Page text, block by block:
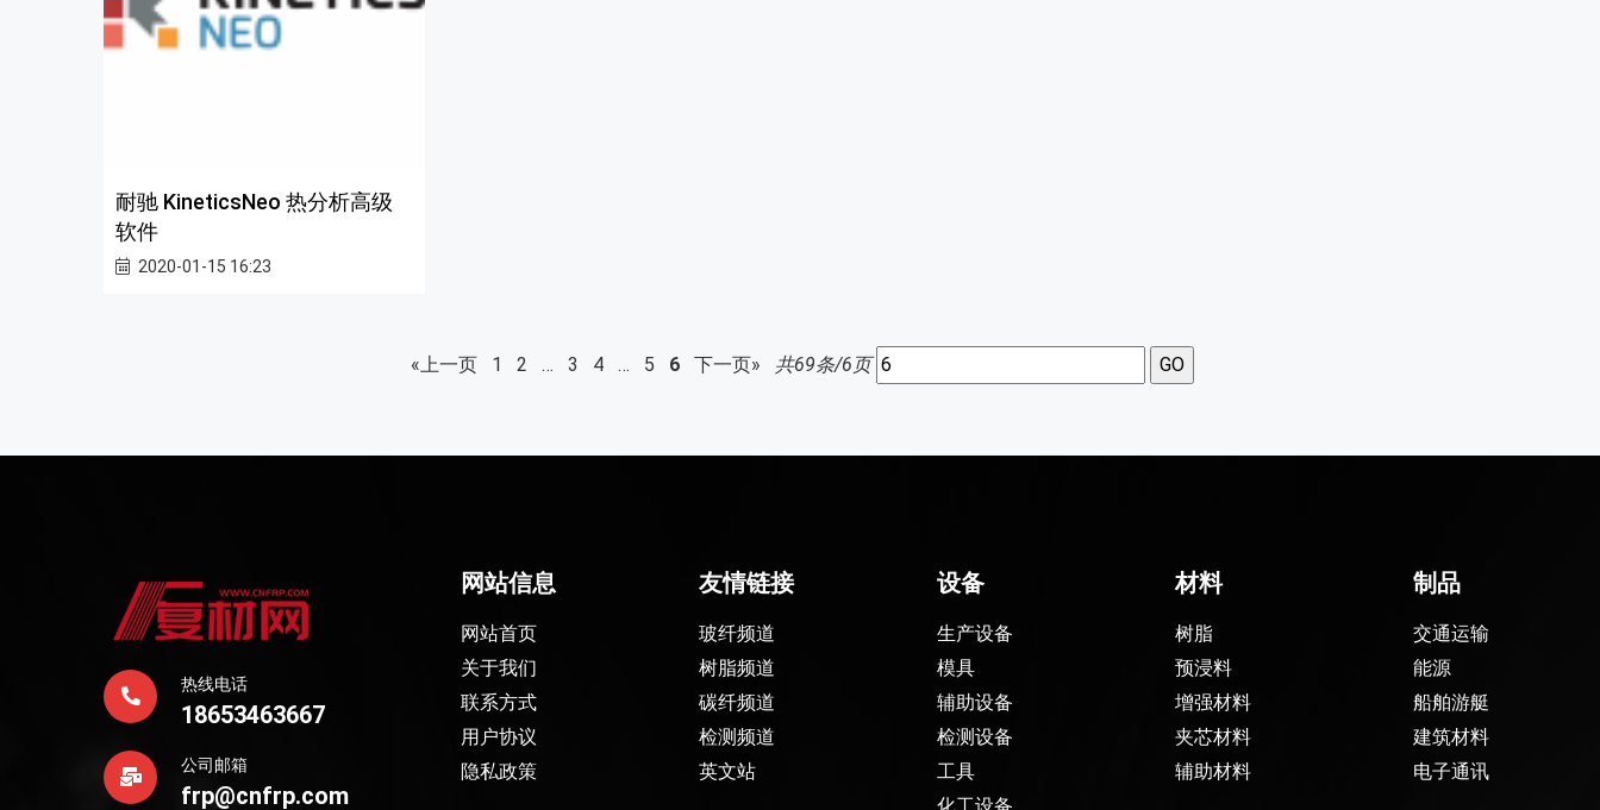
耐驰 KineticsNeo 热分析高级
软件
2020-01-15 16:23
«上一页 1 2 … 3 4 … 5 6 下一页» 共69条/6页
热线电话
18653463667
公司邮箱
frp@cnfrp.com
网站信息
网站首页
关于我们
联系方式
用户协议
隐私政策
友情链接
玻纤频道
树脂频道
碳纤频道
检测频道
英文站
设备
生产设备
模具
辅助设备
检测设备
工具
材料
树脂
预浸料
增强材料
夹芯材料
辅助材料
制品
交通运输
能源
船舶游艇
建筑材料
电子通讯